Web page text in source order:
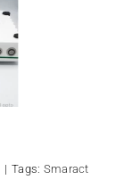
| Tags: Smaract